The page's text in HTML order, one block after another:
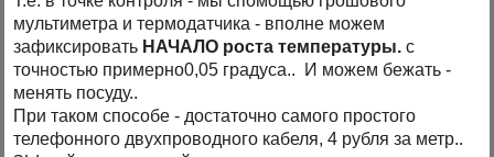
мультиметра и термодатчика - вполне можем
зафиксировать НАЧАЛО роста температуры. с
точностью примерно0,05 градуса.. И можем бежать -
менять посуду..
При таком способе - достаточно самого простого
телефонного двухпроводного кабеля, 4 рубля за метр..